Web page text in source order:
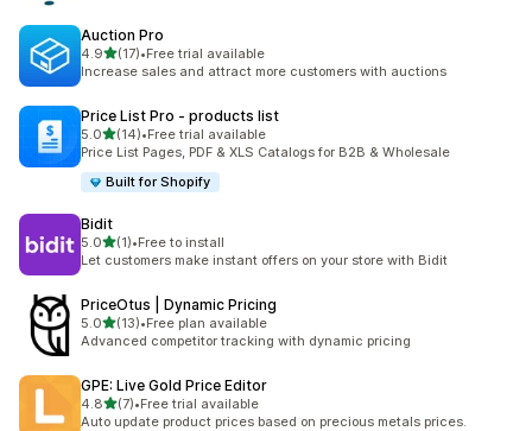
Auction Pro
4.95つ星中
(17)
合計レビュー数：17件
•Free trial available
Increase sales and attract more customers with auctions
Price List Pro ‑ products list
5.05つ星中
(14)
合計レビュー数：14件
•Free trial available
Price List Pages, PDF & XLS Catalogs for B2B & Wholesale
Built for Shopify
Bidit
5.05つ星中
(1)
合計レビュー数：1件
•Free to install
Let customers make instant offers on your store with Bidit
PriceOtus | Dynamic Pricing
5.05つ星中
(13)
合計レビュー数：13件
•Free plan available
Advanced competitor tracking with dynamic pricing
GPE: Live Gold Price Editor
4.85つ星中
(7)
合計レビュー数：7件
•Free trial available
Auto update product prices based on precious metals prices.